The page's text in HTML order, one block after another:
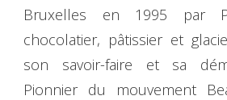
Bruxelles en 1995 par
chocolatier, pâtissier et
son savoir-faire et sa
Pionnier du mouvement